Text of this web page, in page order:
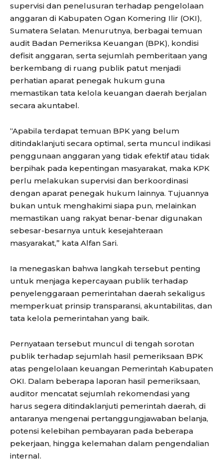
supervisi dan penelusuran terhadap pengelolaan
anggaran di Kabupaten Ogan Komering Ilir (OKI),
Sumatera Selatan. Menurutnya, berbagai temuan
audit Badan Pemeriksa Keuangan (BPK), kondisi
defisit anggaran, serta sejumlah pemberitaan yang
berkembang di ruang publik patut menjadi
perhatian aparat penegak hukum guna
memastikan tata kelola keuangan daerah berjalan
secara akuntabel.
“Apabila terdapat temuan BPK yang belum
ditindaklanjuti secara optimal, serta muncul indikasi
penggunaan anggaran yang tidak efektif atau tidak
berpihak pada kepentingan masyarakat, maka KPK
perlu melakukan supervisi dan berkoordinasi
dengan aparat penegak hukum lainnya. Tujuannya
bukan untuk menghakimi siapa pun, melainkan
memastikan uang rakyat benar-benar digunakan
sebesar-besarnya untuk kesejahteraan
masyarakat,” kata Alfan Sari.
Ia menegaskan bahwa langkah tersebut penting
untuk menjaga kepercayaan publik terhadap
penyelenggaraan pemerintahan daerah sekaligus
memperkuat prinsip transparansi, akuntabilitas, dan
tata kelola pemerintahan yang baik.
Pernyataan tersebut muncul di tengah sorotan
publik terhadap sejumlah hasil pemeriksaan BPK
atas pengelolaan keuangan Pemerintah Kabupaten
OKI. Dalam beberapa laporan hasil pemeriksaan,
auditor mencatat sejumlah rekomendasi yang
harus segera ditindaklanjuti pemerintah daerah, di
antaranya mengenai pertanggungjawaban belanja,
potensi kelebihan pembayaran pada beberapa
pekerjaan, hingga kelemahan dalam pengendalian
internal.